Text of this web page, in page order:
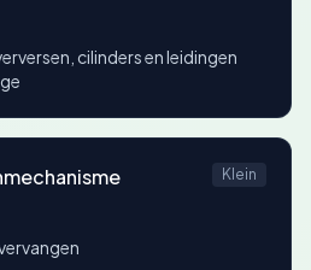
cilinders en leidingen
Klein